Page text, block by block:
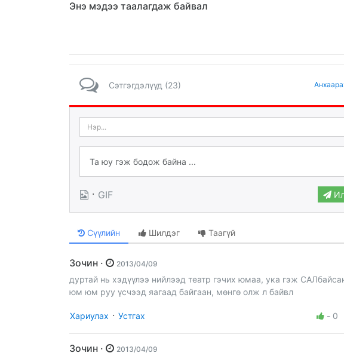
Энэ мэдээ таалагдаж байвал
Сэтгэгдэлүүд (23)
· GIF
Сүүлийн Шилдэг Таагүй
Зочин · 2013/04/09
дуртай нь хэдүүлээ нийлээд театр гэчих юмаа, ука гэж
юм юм руу үсчээд яагаад байгаан, мөнгө олж л байвл
Хариулах · Устгах - 0
Зочин · 2013/04/09